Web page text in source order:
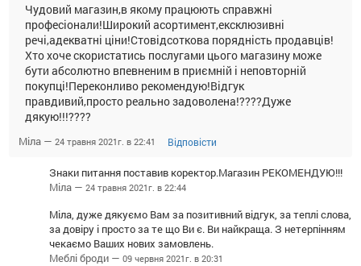
Чудовий магазин,в якому працюють справжні
професіонали!Широкий асортимент,ексклюзивні
речі,адекватні ціни!Стовідсоткова порядність продавців!
Хто хоче скористатись послугами цього магазину може
бути абсолютно впевненим в приємній і неповторній
покупці!Переконливо рекомендую!Відгук
правдивий,просто реально задоволена!????Дуже
дякую!!!????
Міла — 24 травня 2021г. в 22:41 Відповісти
Знаки питання поставив коректор.Магазин РЕКОМЕНДУЮ!!!
Міла — 24 травня 2021г. в 22:44
Міла, дуже дякуємо Вам за позитивний відгук, за теплі слова,
за довіру і просто за те що Ви є. Ви найкраща. З нетерпінням
чекаємо Ваших нових замовлень.
Меблі броди — 09 червня 2021г. в 20:31